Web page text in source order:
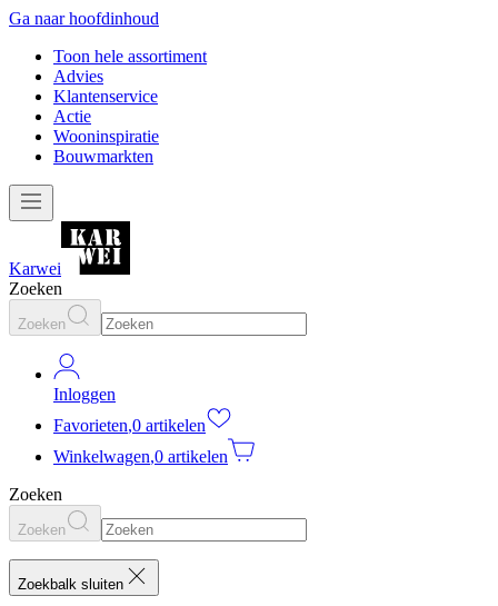
Ga naar hoofdinhoud
Toon hele assortiment
Advies
Klantenservice
Actie
Wooninspiratie
Bouwmarkten
Karwei
Zoeken
Zoeken
Inloggen
Favorieten,0 artikelen
Winkelwagen,0 artikelen
Zoeken
Zoeken
Zoekbalk sluiten